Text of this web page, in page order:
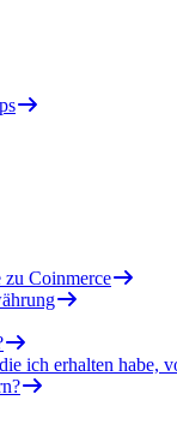
zu Coinmerce
ich erhalten habe,